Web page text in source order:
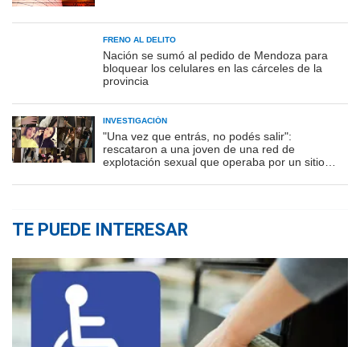
FRENO AL DELITO
Nación se sumó al pedido de Mendoza para
bloquear los celulares en las cárceles de la
provincia
INVESTIGACIÓN
"Una vez que entrás, no podés salir":
rescataron a una joven de una red de
explotación sexual que operaba por un sitio
TE PUEDE INTERESAR